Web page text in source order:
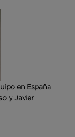
en España
y Javier